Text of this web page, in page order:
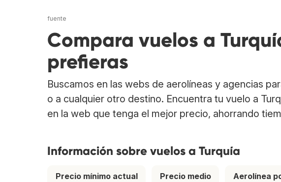
fuente
Compara vuelos a
prefieras
Buscamos en las webs de aerolíneas y agencias
o a cualquier otro destino. Encuentra tu vuelo a
en la web que tenga el mejor precio, ahorrando
Información sobre vuelos a Turquía
Precio mínimo actual
Precio medio
Aerolínea